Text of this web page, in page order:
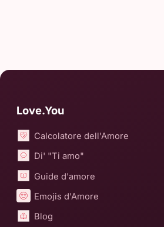
Love.You
Calcolatore dell'Amore
Di' "Ti amo"
Guide d'amore
Emojis d'Amore
Blog